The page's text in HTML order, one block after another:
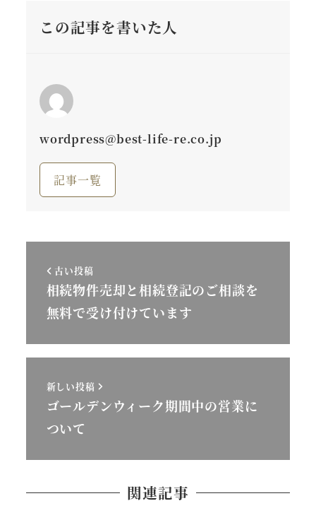
この記事を書いた人
wordpress@best-life-re.co.jp
記事一覧
古い投稿
相続物件売却と相続登記のご相談を
無料で受け付けています
新しい投稿
ゴールデンウィーク期間中の営業に
ついて
関連記事